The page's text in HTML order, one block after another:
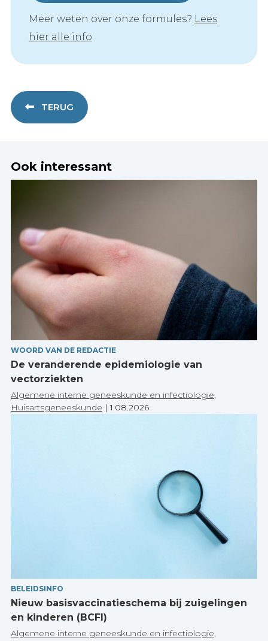
Meer weten over onze formules? Lees
hier alle info
TERUG
Ook interessant
WOORD VAN DE REDACTIE
De veranderende epidemiologie van
vectorziekten
Algemene interne geneeskunde en infectiologie,
Huisartsgeneeskunde |1.08.2026
BELEIDSINFO
Nieuw basisvaccinatieschema bij zuigelingen
en kinderen (BCFI)
Algemene interne geneeskunde en infectiologie,